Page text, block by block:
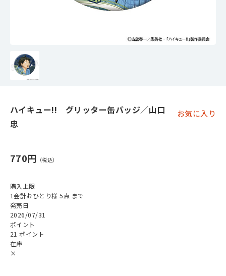
ハイキュー!! グリッター缶バッジ／山口
忠
お気に入り
770円
購入上限
1会計おひとり様 5点 まで
発売日
2026/07/31
ポイント
21 ポイント
在庫
×